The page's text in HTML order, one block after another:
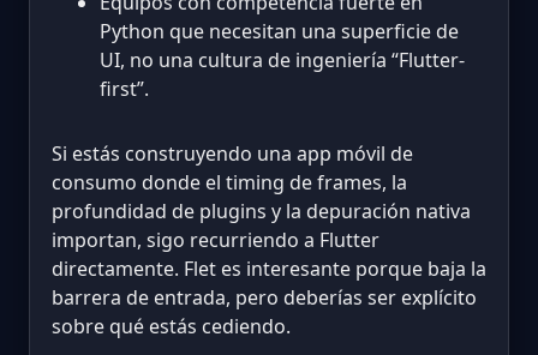
Python que necesitan una superficie de
UI, no una cultura de ingeniería “Flutter-
first”.
Si estás construyendo una app móvil de
consumo donde el timing de frames, la
profundidad de plugins y la depuración nativa
importan, sigo recurriendo a Flutter
directamente. Flet es interesante porque baja la
barrera de entrada, pero deberías ser explícito
sobre qué estás cediendo.